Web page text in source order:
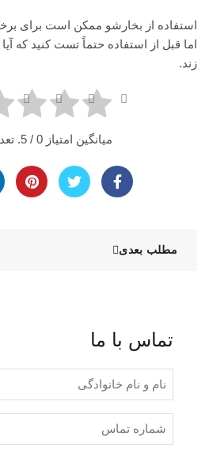
استفاده از بخارشو ممکن است برای
اما قبل از استفاده حتماً تست کنید که
زند.
میانگین امتیاز 0 / 5. تعداد امتیاز
مطلب بعدی
تماس با ما
نام
و
نام
خانوادگی
شماره
تماس